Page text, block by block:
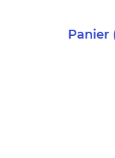
Panier